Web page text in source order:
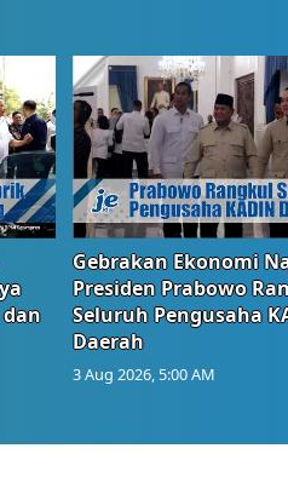
Gebrakan Ekonomi
Presiden Prabowo
Seluruh Pengusaha
Daerah
3 Aug 2026, 5:00 AM